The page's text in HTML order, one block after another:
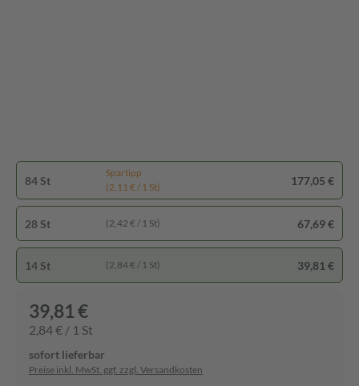
84 St
Spartipp
(2,11 € / 1 St)
177,05 €
28 St (2,42 € / 1 St) 67,69 €
14 St (2,84 € / 1 St) 39,81 €
39,81 €
2,84 € / 1 St
sofort lieferbar
Preise inkl. MwSt. ggf. zzgl. Versandkosten